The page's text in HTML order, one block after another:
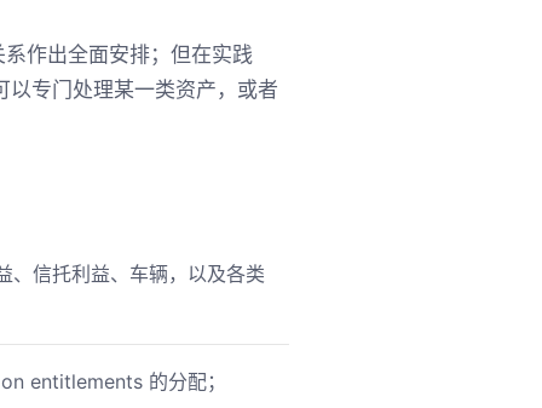
作出全面安排；但在实践
专门处理某一类资产，或者
、信托利益、车辆，以及各类
entitlements 的分配；